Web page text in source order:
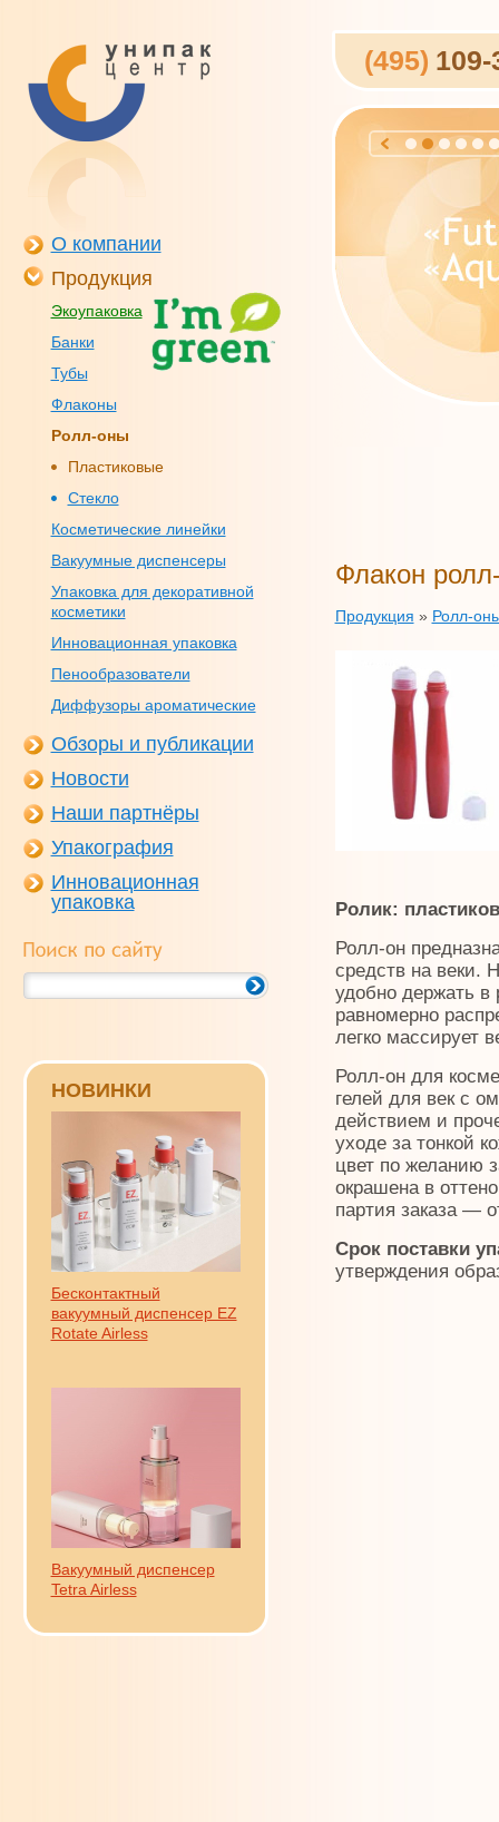
О компании
Продукция
Экоупаковка
Банки
Тубы
Флаконы
Ролл-оны
Пластиковые
Стекло
Косметические линейки
Вакуумные диспенсеры
Упаковка для декоративной
косметики
Инновационная упаковка
Пенообразователи
Диффузоры ароматические
Обзоры и публикации
Новости
Наши партнёры
Упакография
Инновационная
упаковка
НОВИНКИ
Бесконтактный
вакуумный диспенсер EZ
Rotate Airless
Вакуумный диспенсер
Tetra Airless
(495) 109-
Флакон
Продукция » Ролл-
Ролик:
Ролл-он
средств на веки.
удобно держать в
равномерно
легко массирует
Ролл-он для
гелей для век с
действием и
уходе за тонкой
цвет по желанию
окрашена в
партия заказа —
Срок поставки
утверждения